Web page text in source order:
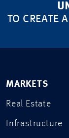
TO CREATE
MARKETS
Real Estate
Infrastructure